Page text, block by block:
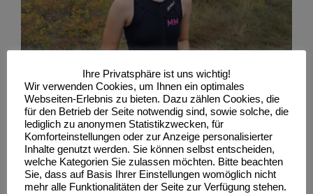
Ihre Privatsphäre ist uns wichtig!
Wir verwenden Cookies, um Ihnen ein optimales
Webseiten-Erlebnis zu bieten. Dazu zählen Cookies, die
für den Betrieb der Seite notwendig sind, sowie solche, die
lediglich zu anonymen Statistikzwecken, für
Komforteinstellungen oder zur Anzeige personalisierter
Inhalte genutzt werden. Sie können selbst entscheiden,
welche Kategorien Sie zulassen möchten. Bitte beachten
Sie, dass auf Basis Ihrer Einstellungen womöglich nicht
mehr alle Funktionalitäten der Seite zur Verfügung stehen.